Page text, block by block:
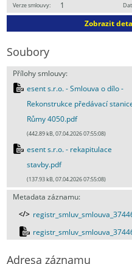
Verze smlouvy: 1
Zobrazit
Soubory
Přílohy smlouvy:
esent s.r.o. - Smlouva o dílo -
Rekonstrukce předávací
Růmy 4050.pdf
(442.89 kB, 07.04.2026 07:55:08)
esent s.r.o. - rekapitulace
stavby.pdf
(137.93 kB, 07.04.2026 07:55:08)
Metadata záznamu:
Adresa záznamu